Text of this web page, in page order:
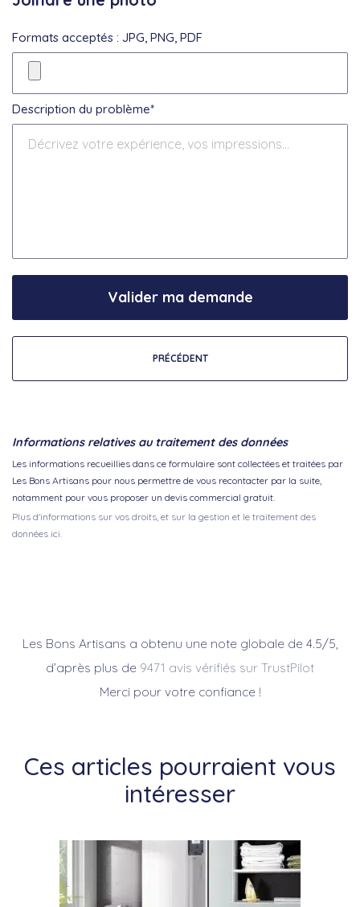
Formats acceptés : JPG, PNG, PDF
Description du problème*
PRÉCÉDENT
Valider ma demande
Informations relatives au traitement des données
Les informations recueillies dans ce formulaire sont collectées et traitées par
Les Bons Artisans pour nous permettre de vous recontacter par la suite,
notamment pour vous proposer un devis commercial gratuit.
Plus d'informations sur vos droits, et sur la gestion et le traitement des
données ici.
Les Bons Artisans a obtenu une note globale de 4.5/5,
d’après plus de 9471 avis vérifiés sur TrustPilot
Merci pour votre confiance !
Ces articles pourraient vous
intéresser